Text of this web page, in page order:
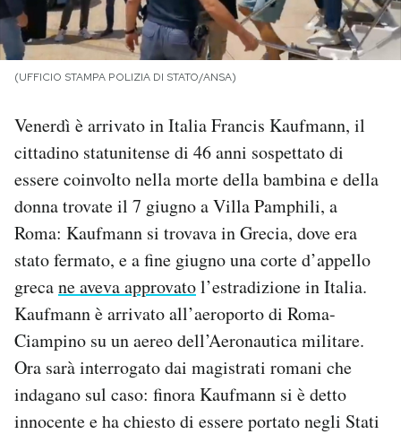
I MIEI PREFERITI
SHOP
CALENDARIO
AREA PERSONALE
Area Personale
Newsletter
Notifiche mobile
Regala il Post
Hai bisogno di aiuto?
(UFFICIO STAMPA POLIZIA DI STATO/ANSA)
Venerdì è arrivato in Italia Francis Kaufmann, il
cittadino statunitense di 46 anni sospettato di
essere coinvolto nella morte della bambina e della
donna trovate il 7 giugno a Villa Pamphili, a
Roma: Kaufmann si trovava in Grecia, dove era
stato fermato, e a fine giugno una corte d’appello
grecane aveva approvatol’estradizione in Italia.
Kaufmann è arrivato all’aeroporto di Roma-
Ciampino su un aereo dell’Aeronautica militare.
Ora sarà interrogato dai magistrati romani che
indagano sul caso: finora Kaufmann si è detto
innocente e ha chiesto di essere portato negli Stati